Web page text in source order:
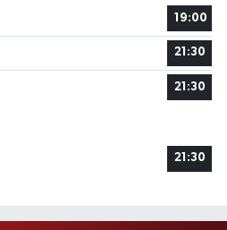
19:00
21:30
21:30
21:30